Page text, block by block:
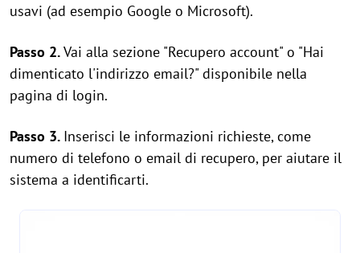
usavi (ad esempio Google o Microsoft).
Passo 2.Vai alla sezione "Recupero account" o "Hai
dimenticato l'indirizzo email?" disponibile nella
pagina di login.
Passo 3. Inserisci le informazioni richieste, come
numero di telefono o email di recupero, per aiutare il
sistema a identificarti.